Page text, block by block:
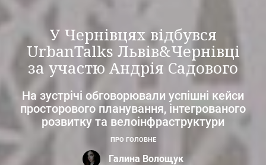
У Чернівцях відбувся
UrbanTalks Львів&Чернівці
за участю Андрія Садового
На зустрічі обговорювали успішні кейси
просторового планування, інтегрованого
розвитку та велоінфраструктури
ПРО ГОЛОВНЕ
Галина Волощук